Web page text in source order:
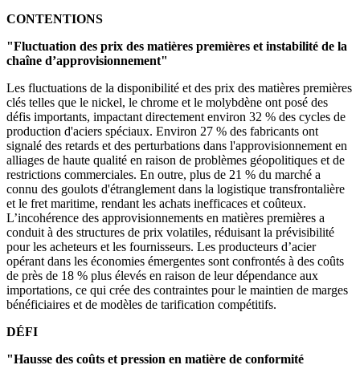
CONTENTIONS
"Fluctuation des prix des matières premières et instabilité de la
chaîne d’approvisionnement"
Les fluctuations de la disponibilité et des prix des matières premières
clés telles que le nickel, le chrome et le molybdène ont posé des
défis importants, impactant directement environ 32 % des cycles de
production d'aciers spéciaux. Environ 27 % des fabricants ont
signalé des retards et des perturbations dans l'approvisionnement en
alliages de haute qualité en raison de problèmes géopolitiques et de
restrictions commerciales. En outre, plus de 21 % du marché a
connu des goulots d'étranglement dans la logistique transfrontalière
et le fret maritime, rendant les achats inefficaces et coûteux.
L’incohérence des approvisionnements en matières premières a
conduit à des structures de prix volatiles, réduisant la prévisibilité
pour les acheteurs et les fournisseurs. Les producteurs d’acier
opérant dans les économies émergentes sont confrontés à des coûts
de près de 18 % plus élevés en raison de leur dépendance aux
importations, ce qui crée des contraintes pour le maintien de marges
bénéficiaires et de modèles de tarification compétitifs.
DÉFI
"Hausse des coûts et pression en matière de conformité